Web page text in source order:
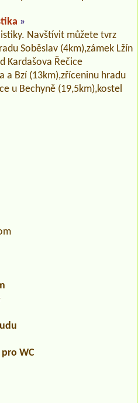
»
Navštívit můžete tvrz
Soběslav (4km),zámek Lžín
Kardašova Řečice
a Bzí (13km),zříceninu hradu
u Bechyně (19,5km),kostel
WC